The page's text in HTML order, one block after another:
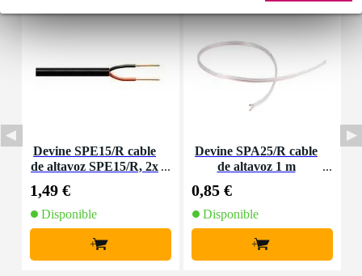
Devine SPE15/R cable
de altavoz SPE15/R, 2x
1,49 €
Disponible
+
Devine SPA25/R cable
de altavoz 1 m
0,85 €
Disponible
+